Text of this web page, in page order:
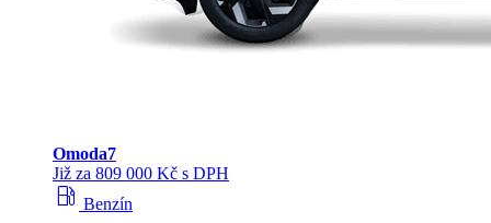
Omoda7
Již za 809 000 Kč s DPH
local_gas_station Benzín